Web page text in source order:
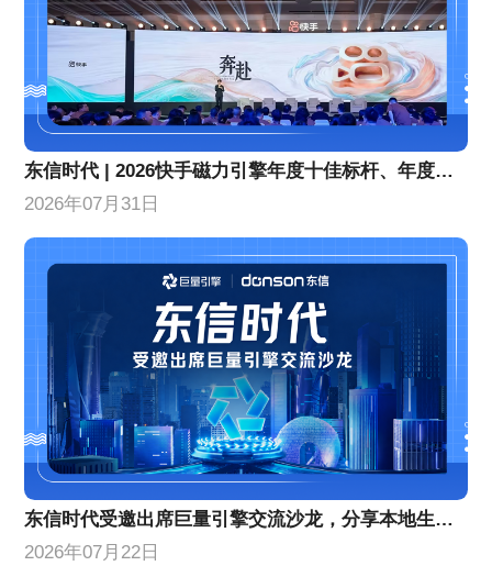
东信时代 | 2026快手磁力引擎年度十佳标杆、年度优秀合作伙伴！
2026年07月31日
东信时代受邀出席巨量引擎交流沙龙，分享本地生活增量策略
2026年07月22日